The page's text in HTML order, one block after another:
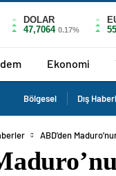
DOLAR
47,7064 0.17%
Ekonomi
Bölgesel Dış
ABD’den